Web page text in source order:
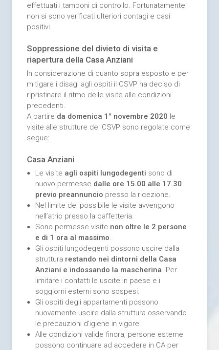
effettuati i tamponi di controllo. Fortunatamente
non si sono verificati ulteriori contagi e casi
positivi.
Soppressione del divieto di visita e
riapertura della Casa Anziani
In considerazione di quanto sopra esposto e per
mitigare i disagi agli ospiti il CSVP ha deciso di
ripristinare il ritmo delle visite alle condizioni
precedenti.
A partire da domenica 1° novembre 2020 le
visite alle strutture del CSVP sono regolate come
segue:
Casa Anziani
Le visite agli ospiti lungodegenti sono di
nuovo permesse dalle ore 15.00 alle 17.30
previo preannuncio presso la ricezione.
Nel limite del possibile le visite avvengono
nell’atrio presso la caffetteria.
Sono permesse visite non oltre le 2 persone
e di 1 ora al massimo.
Gli ospiti lungodegenti possono uscire dalla
struttura restando nei dintorni della Casa
Anziani e indossando la mascherina. Per
limitare i contatti le uscite in paese e i
soggiorni esterni sono sospesi.
Gli ospiti degli appartamenti possono
nuovamente uscire dalla struttura osservando
le precauzioni d'igiene in vigore.
Alle condizioni valide finora, persone esterne
possono continuare ad accedere in CA per